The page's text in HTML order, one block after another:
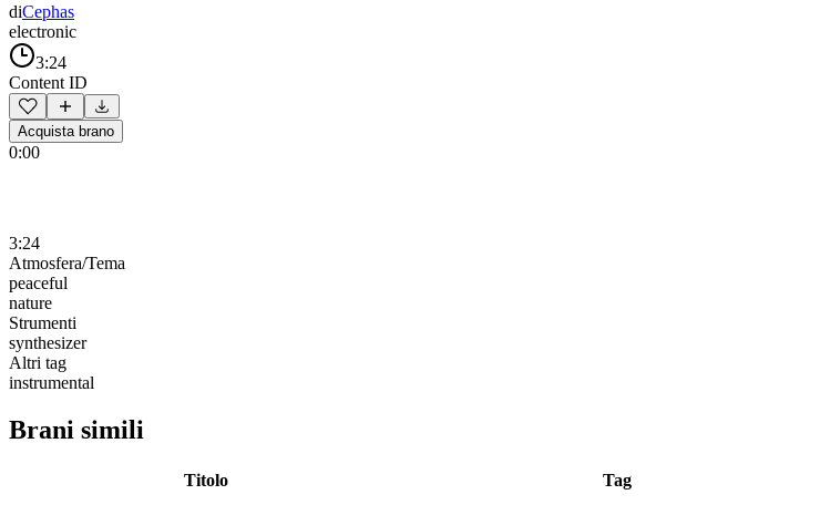
diCephas
electronic
3:24
Content ID
Acquista brano
0:00
3:24
Atmosfera/Tema
peaceful
nature
Strumenti
synthesizer
Altri tag
instrumental
Brani simili
Titolo Tag